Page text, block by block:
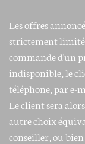
Les offres
strictement
commande d'un
indisponible, le
téléphone, par e-
Le client sera
autre choix
conseiller, ou